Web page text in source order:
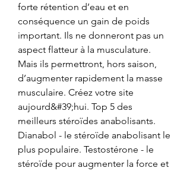
forte rétention d’eau et en
conséquence un gain de poids
important. Ils ne donneront pas un
aspect flatteur à la musculature.
Mais ils permettront, hors saison,
d’augmenter rapidement la masse
musculaire. Créez votre site
aujourd&#39;hui. Top 5 des
meilleurs stéroïdes anabolisants.
Dianabol - le stéroïde anabolisant le
plus populaire. Testostérone - le
stéroïde pour augmenter la force et